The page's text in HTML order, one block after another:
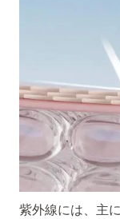
紫外線には、主